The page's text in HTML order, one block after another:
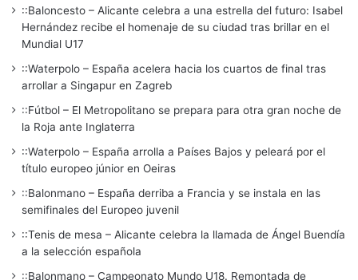
::Baloncesto – Alicante celebra a una estrella del futuro: Isabel
Hernández recibe el homenaje de su ciudad tras brillar en el
Mundial U17
::Waterpolo – España acelera hacia los cuartos de final tras
arrollar a Singapur en Zagreb
::Fútbol – El Metropolitano se prepara para otra gran noche de
la Roja ante Inglaterra
::Waterpolo – España arrolla a Países Bajos y peleará por el
título europeo júnior en Oeiras
::Balonmano – España derriba a Francia y se instala en las
semifinales del Europeo juvenil
::Tenis de mesa – Alicante celebra la llamada de Ángel Buendía
a la selección española
::Balonmano – Campeonato Mundo U18. Remontada de